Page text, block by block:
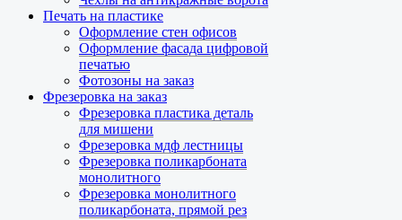
Печать на пластике
Оформление стен офисов
Оформление фасада цифровой
печатью
Фотозоны на заказ
Фрезеровка на заказ
Фрезеровка пластика деталь
для мишени
Фрезеровка мдф лестницы
Фрезеровка поликарбоната
монолитного
Фрезеровка монолитного
поликарбоната, прямой рез